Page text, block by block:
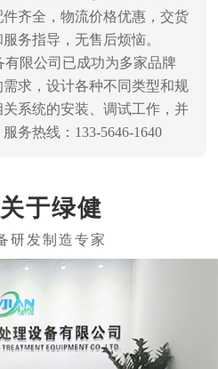
齐全，物流价格优惠，交货
务指导，无售后烦恼。
限公司已成功为多家品牌
求，设计各种不同类型和规
系统的安装、调试工作，并
务热线：133-5646-1640
关于绿健